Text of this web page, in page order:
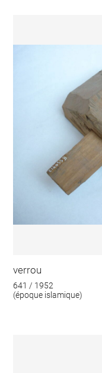
verrou
641 / 1952
(époque islamique)